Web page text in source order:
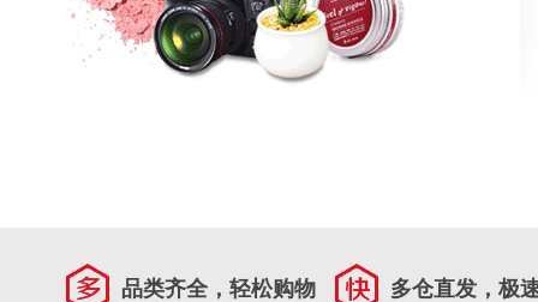
品类齐全，轻松购物 多仓直发，极